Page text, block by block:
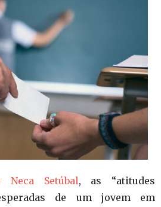
Setúbal, as “atitudes
de um jovem em